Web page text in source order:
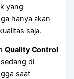
yang
hanya akan
saja.
Quality Control
di
saat